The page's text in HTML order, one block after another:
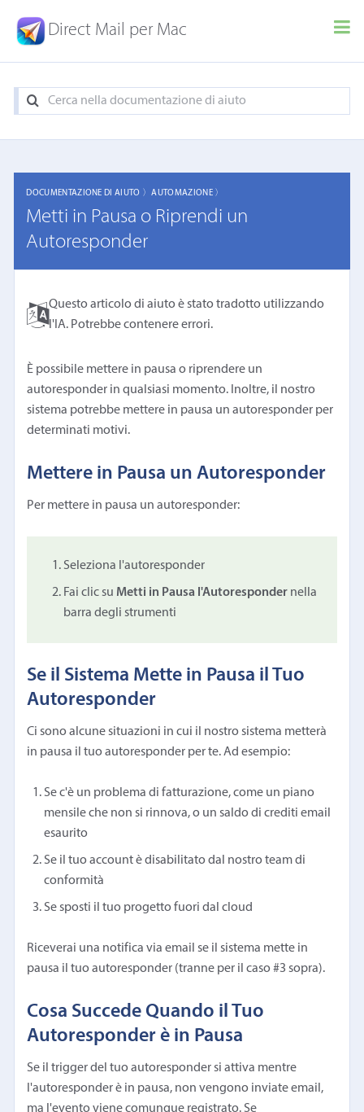
Direct Mail per Mac
DOCUMENTAZIONE DI AIUTO 〉AUTOMAZIONE 〉
Metti in Pausa o Riprendi un
Autoresponder
Questo articolo di aiuto è stato tradotto utilizzando
l'IA. Potrebbe contenere errori.
È possibile mettere in pausa o riprendere un
autoresponder in qualsiasi momento. Inoltre, il nostro
sistema potrebbe mettere in pausa un autoresponder per
determinati motivi.
Mettere in Pausa un Autoresponder
Per mettere in pausa un autoresponder:
Seleziona l'autoresponder
Fai clic su Metti in Pausa l'Autoresponder nella
barra degli strumenti
Se il Sistema Mette in Pausa il Tuo
Autoresponder
Ci sono alcune situazioni in cui il nostro sistema metterà
in pausa il tuo autoresponder per te. Ad esempio:
Se c'è un problema di fatturazione, come un piano
mensile che non si rinnova, o un saldo di crediti email
esaurito
Se il tuo account è disabilitato dal nostro team di
conformità
Se sposti il tuo progetto fuori dal cloud
Riceverai una notifica via email se il sistema mette in
pausa il tuo autoresponder (tranne per il caso #3 sopra).
Cosa Succede Quando il Tuo
Autoresponder è in Pausa
Se il trigger del tuo autoresponder si attiva mentre
l'autoresponder è in pausa, non vengono inviate email,
ma l'evento viene comunque registrato. Se